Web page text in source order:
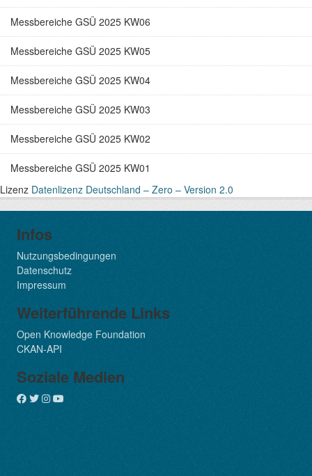
Messbereiche GSÜ 2025 KW06
Messbereiche GSÜ 2025 KW05
Messbereiche GSÜ 2025 KW04
Messbereiche GSÜ 2025 KW03
Messbereiche GSÜ 2025 KW02
Messbereiche GSÜ 2025 KW01
Lizenz Datenlizenz Deutschland – Zero – Version 2.0
Infos
Nutzungsbedingungen
Datenschutz
Impressum
Weiterführende Links
Open Knowledge Foundation
CKAN-API
Soziale Medien